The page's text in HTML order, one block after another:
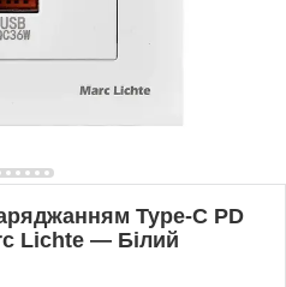
Type-C PD
Lichte — Білий